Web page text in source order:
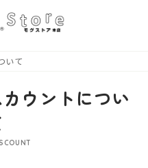
いて
ウントについ